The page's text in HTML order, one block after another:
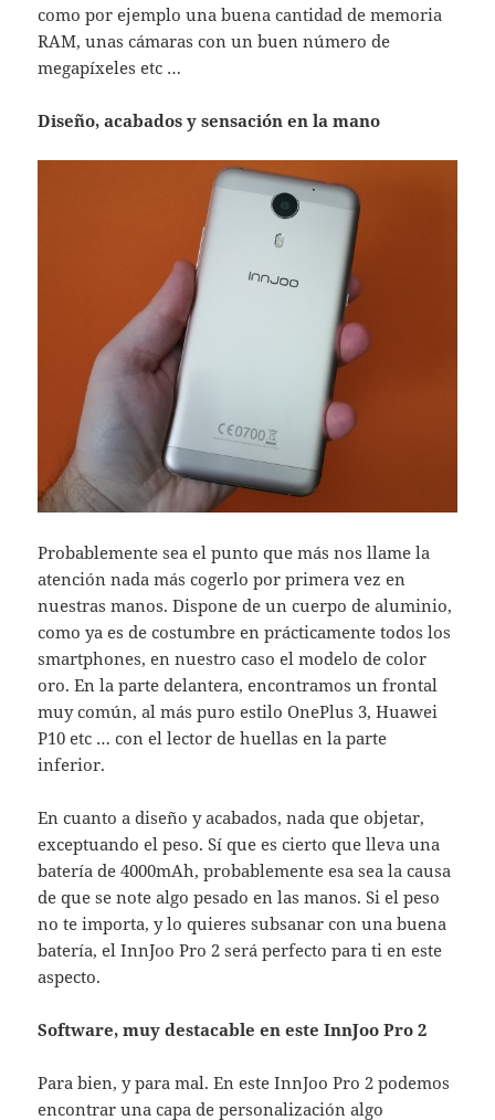
como por ejemplo una buena cantidad de memoria
RAM, unas cámaras con un buen número de
megapíxeles etc …
Diseño, acabados y sensación en la mano
Probablemente sea el punto que más nos llame la
atención nada más cogerlo por primera vez en
nuestras manos. Dispone de un cuerpo de aluminio,
como ya es de costumbre en prácticamente todos los
smartphones, en nuestro caso el modelo de color
oro. En la parte delantera, encontramos un frontal
muy común, al más puro estilo OnePlus 3, Huawei
P10 etc … con el lector de huellas en la parte
inferior.
En cuanto a diseño y acabados, nada que objetar,
exceptuando el peso. Sí que es cierto que lleva una
batería de 4000mAh, probablemente esa sea la causa
de que se note algo pesado en las manos. Si el peso
no te importa, y lo quieres subsanar con una buena
batería, el InnJoo Pro 2 será perfecto para ti en este
aspecto.
Software, muy destacable en este InnJoo Pro 2
Para bien, y para mal. En este InnJoo Pro 2 podemos
encontrar una capa de personalización algo